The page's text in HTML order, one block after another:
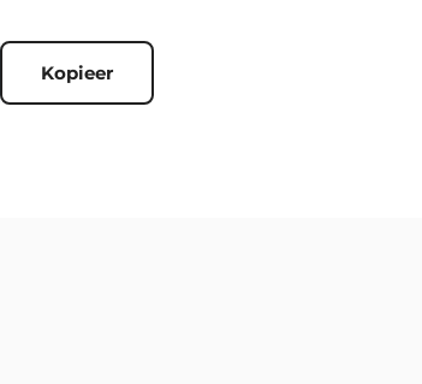
Kopieer